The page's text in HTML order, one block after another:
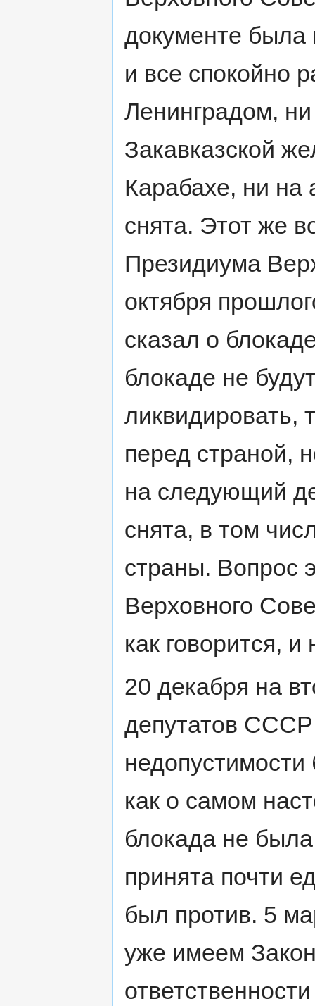
документе была
и все спокойно
Ленинградом,
Закавказской
Карабахе, ни на
снята. Этот же
Президиума
октября
сказал о
блокаде не
ликвидировать,
перед страной,
на следующий
снята, в том
страны. Вопрос
Верховного
как говорится,
20 декабря на
депутатов
недопустимости
как о самом
блокада не
принята почти
был против. 5
уже имеем